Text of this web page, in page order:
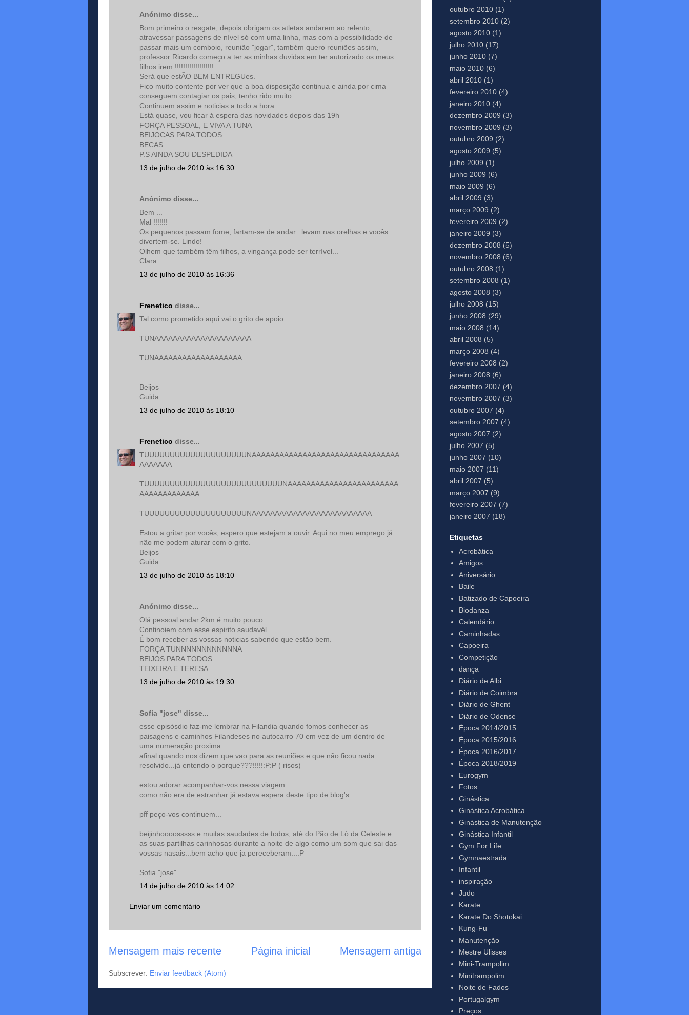
Anónimo disse...
Bom primeiro o resgate, depois obrigam os atletas andarem ao relento,
atravessar passagens de nível só com uma linha, mas com a possibilidade de
passar mais um comboio, reunião "jogar", também quero reuniões assim,
professor Ricardo começo a ter as minhas duvidas em ter autorizado os meus
filhos irem.!!!!!!!!!!!!!!!!!!!
Será que estÃO BEM ENTREGUes.
Fico muito contente por ver que a boa disposição continua e ainda por cima
conseguem contagiar os pais, tenho rido muito.
Continuem assim e noticias a todo a hora.
Está quase, vou ficar á espera das novidades depois das 19h
FORÇA PESSOAL, E VIVA A TUNA
BEIJOCAS PARA TODOS
BECAS
P.S AINDA SOU DESPEDIDA
13 de julho de 2010 às 16:30
Anónimo disse...
Bem ...
Mal !!!!!!!
Os pequenos passam fome, fartam-se de andar...levam nas orelhas e vocês
divertem-se. Lindo!
Olhem que também têm filhos, a vingança pode ser terrível...
Clara
13 de julho de 2010 às 16:36
Frenetico disse...
Tal como prometido aqui vai o grito de apoio.
TUNAAAAAAAAAAAAAAAAAAAAA
TUNAAAAAAAAAAAAAAAAAAA
Beijos
Guida
13 de julho de 2010 às 18:10
Frenetico disse...
TUUUUUUUUUUUUUUUUUUUUNAAAAAAAAAAAAAAAAAAAAAAAAAAAAAAAA
AAAAAAA
TUUUUUUUUUUUUUUUUUUUUUUUUUUUNAAAAAAAAAAAAAAAAAAAAAAAA
AAAAAAAAAAAAA
TUUUUUUUUUUUUUUUUUUUUNAAAAAAAAAAAAAAAAAAAAAAAAAA
Estou a gritar por vocês, espero que estejam a ouvir. Aqui no meu emprego já
não me podem aturar com o grito.
Beijos
Guida
13 de julho de 2010 às 18:10
Anónimo disse...
Olá pessoal andar 2km é muito pouco.
Continoiem com esse espirito saudavél.
É bom receber as vossas noticias sabendo que estão bem.
FORÇA TUNNNNNNNNNNNNA
BEIJOS PARA TODOS
TEIXEIRA E TERESA
13 de julho de 2010 às 19:30
Sofia "jose" disse...
esse episósdio faz-me lembrar na Filandia quando fomos conhecer as
paisagens e caminhos Filandeses no autocarro 70 em vez de um dentro de
uma numeração proxima...
afinal quando nos dizem que vao para as reuniões e que não ficou nada
resolvido...já entendo o porque???!!!!!:P:P ( risos)
estou adorar acompanhar-vos nessa viagem...
como não era de estranhar já estava espera deste tipo de blog's
pff peço-vos continuem...
beijinhoooosssss e muitas saudades de todos, até do Pão de Ló da Celeste e
as suas partilhas carinhosas durante a noite de algo como um som que sai das
vossas nasais...bem acho que ja pereceberam...:P
Sofia "jose"
14 de julho de 2010 às 14:02
Enviar um comentário
Mensagem mais recente Mensagem antiga
Página inicial
Subscrever: Enviar feedback (Atom)
outubro 2010 (1)
setembro 2010 (2)
agosto 2010 (1)
julho 2010 (17)
junho 2010 (7)
maio 2010 (6)
abril 2010 (1)
fevereiro 2010 (4)
janeiro 2010 (4)
dezembro 2009 (3)
novembro 2009 (3)
outubro 2009 (2)
agosto 2009 (5)
julho 2009 (1)
junho 2009 (6)
maio 2009 (6)
abril 2009 (3)
março 2009 (2)
fevereiro 2009 (2)
janeiro 2009 (3)
dezembro 2008 (5)
novembro 2008 (6)
outubro 2008 (1)
setembro 2008 (1)
agosto 2008 (3)
julho 2008 (15)
junho 2008 (29)
maio 2008 (14)
abril 2008 (5)
março 2008 (4)
fevereiro 2008 (2)
janeiro 2008 (6)
dezembro 2007 (4)
novembro 2007 (3)
outubro 2007 (4)
setembro 2007 (4)
agosto 2007 (2)
julho 2007 (5)
junho 2007 (10)
maio 2007 (11)
abril 2007 (5)
março 2007 (9)
fevereiro 2007 (7)
janeiro 2007 (18)
Etiquetas
Acrobática
Amigos
Aniversário
Baile
Batizado de Capoeira
Biodanza
Calendário
Caminhadas
Capoeira
Competição
dança
Diário de Albi
Diário de Coimbra
Diário de Ghent
Diário de Odense
Época 2014/2015
Época 2015/2016
Época 2016/2017
Época 2018/2019
Eurogym
Fotos
Ginástica
Ginástica Acrobática
Ginástica de Manutenção
Ginástica Infantil
Gym For Life
Gymnaestrada
Infantil
inspiração
Judo
Karate
Karate Do Shotokai
Kung-Fu
Manutenção
Mestre Ulisses
Mini-Trampolim
Minitrampolim
Noite de Fados
Portugalgym
Preços